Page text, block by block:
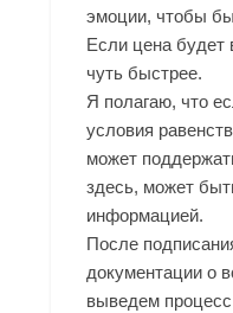
эмоции, чтобы
Если цена
чуть быстрее.
Я полагаю, что
условия
может
здесь, может
информацией.
После
документации о
выведем процесс